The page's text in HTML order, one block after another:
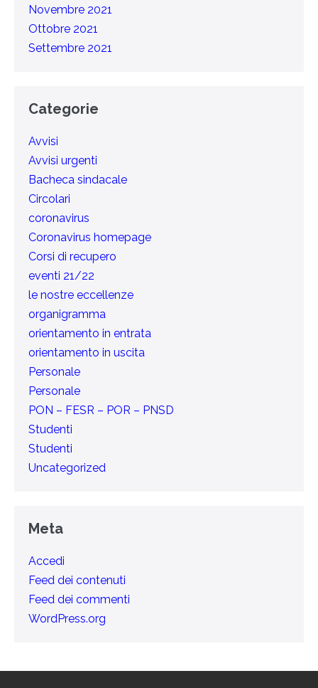
Novembre 2021
Ottobre 2021
Settembre 2021
Categorie
Avvisi
Avvisi urgenti
Bacheca sindacale
Circolari
coronavirus
Coronavirus homepage
Corsi di recupero
eventi 21/22
le nostre eccellenze
organigramma
orientamento in entrata
orientamento in uscita
Personale
Personale
PON – FESR – POR – PNSD
Studenti
Studenti
Uncategorized
Meta
Accedi
Feed dei contenuti
Feed dei commenti
WordPress.org